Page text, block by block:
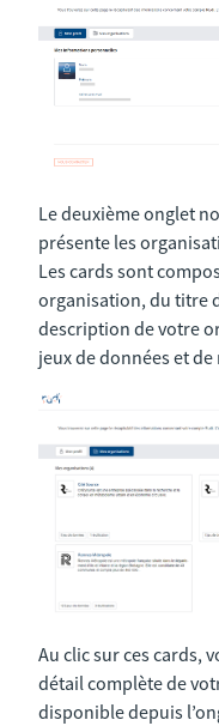
Le deuxième onglet
présente les
Les cards sont
organisation, du titre
description de votre
jeux de données et
Au clic sur ces cards,
détail complète de
disponible depuis